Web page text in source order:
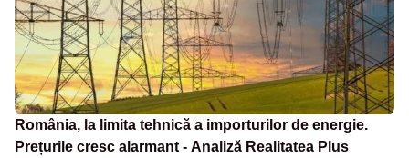
România, la limita tehnică a importurilor de energie.
Prețurile cresc alarmant - Analiză Realitatea Plus